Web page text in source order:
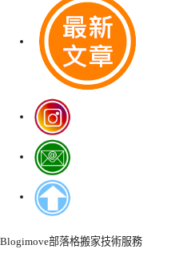
Blogimove部落格搬家技術服務